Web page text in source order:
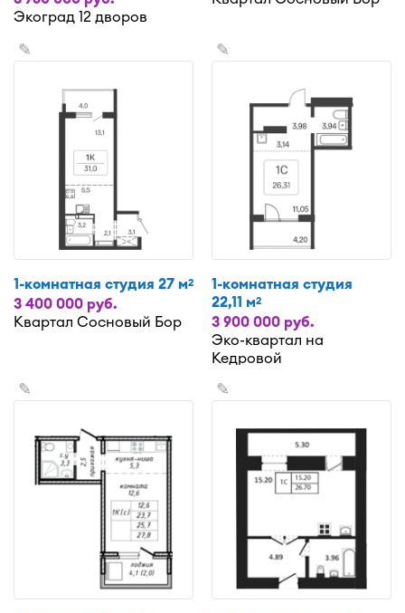
Экоград 12 дворов
✎
1-комнатная студия 27 м2
3 400 000 руб.
Квартал Сосновый Бор
✎
1-комнатная студия
22,11 м2
3 900 000 руб.
Эко-квартал на
Кедровой
✎ ✎